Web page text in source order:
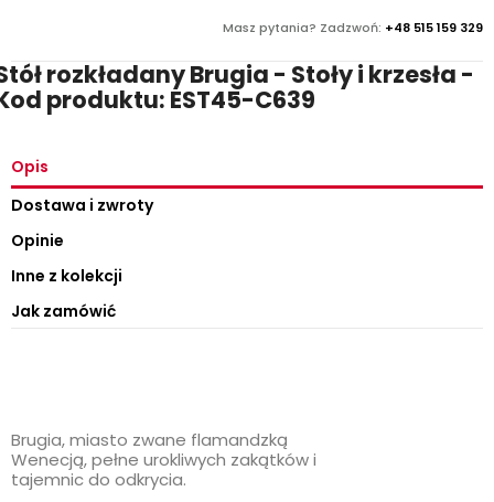
Masz pytania? Zadzwoń: +48 515 159 329
rozkładany Brugia - Stoły i krzesła -
produktu: EST45-C639
Opis
Dostawa i zwroty
Opinie
Inne z kolekcji
Jak zamówić
Brugia, miasto zwane flamandzką
Wenecją, pełne urokliwych zakątków i
tajemnic do odkrycia.